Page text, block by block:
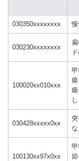
030350xxxxxxxx
030230xxxxxxxx
100020xx010xxx
し
030428xxxxx0xx
な
100130xx97x0xx